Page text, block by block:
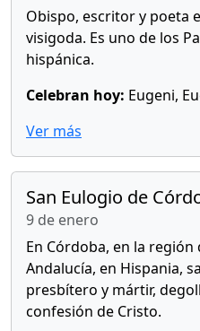
Obispo, escritor y poeta
visigoda. Es uno de los
hispánica.
Celebran hoy: Eugeni,
Ver más
San Eulogio de
9 de enero
En Córdoba, en la región
Andalucía, en Hispania,
presbítero y mártir,
confesión de Cristo.